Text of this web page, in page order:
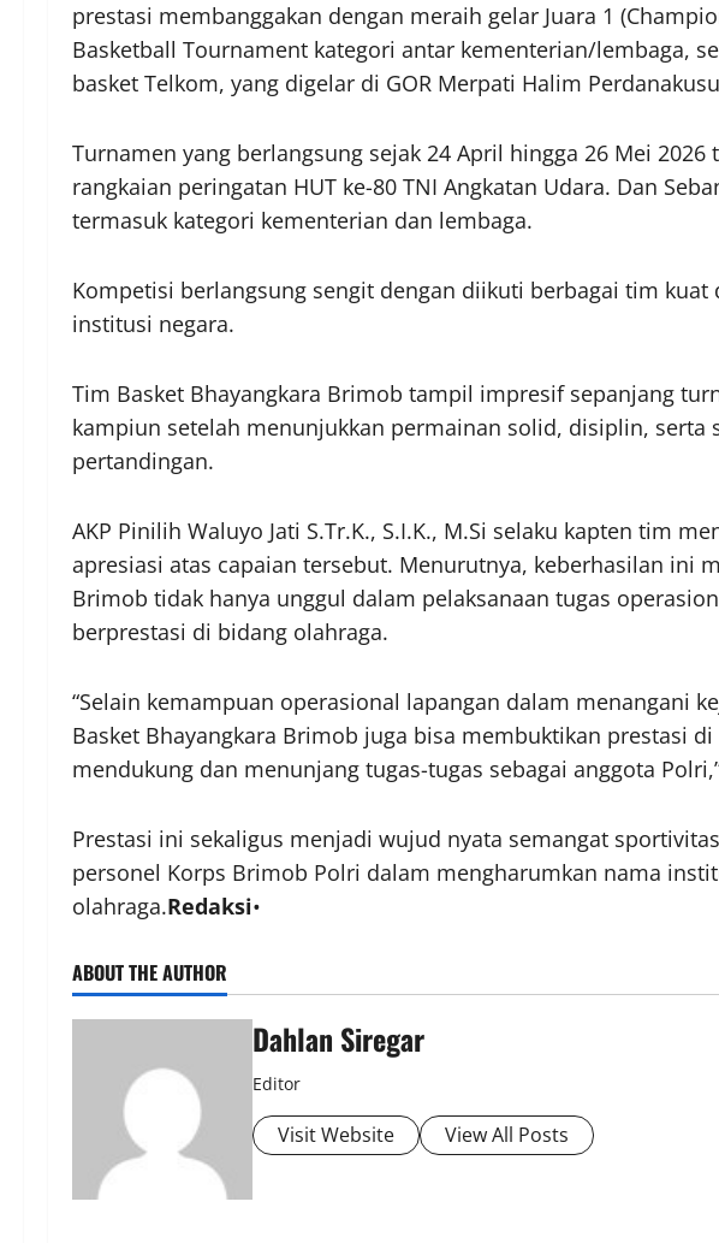
prestasi membanggakan dengan meraih gelar Juara 1
Basketball Tournament kategori antar kementerian/lembaga,
basket Telkom, yang digelar di GOR Merpati Halim
Turnamen yang berlangsung sejak 24 April hingga 26 Mei
rangkaian peringatan HUT ke-80 TNI Angkatan Udara. Dan
termasuk kategori kementerian dan lembaga.
Kompetisi berlangsung sengit dengan diikuti berbagai tim
institusi negara.
Tim Basket Bhayangkara Brimob tampil impresif sepanjang
kampiun setelah menunjukkan permainan solid, disiplin, serta
pertandingan.
AKP Pinilih Waluyo Jati S.Tr.K., S.I.K., M.Si selaku kapten tim
apresiasi atas capaian tersebut. Menurutnya, keberhasilan ini
Brimob tidak hanya unggul dalam pelaksanaan tugas
berprestasi di bidang olahraga.
“Selain kemampuan operasional lapangan dalam menangani
Basket Bhayangkara Brimob juga bisa membuktikan prestasi
mendukung dan menunjang tugas-tugas sebagai anggota
Prestasi ini sekaligus menjadi wujud nyata semangat
personel Korps Brimob Polri dalam mengharumkan nama
olahraga.Redaksi•
ABOUT THE AUTHOR
Dahlan Siregar
Editor
Visit Website View All Posts